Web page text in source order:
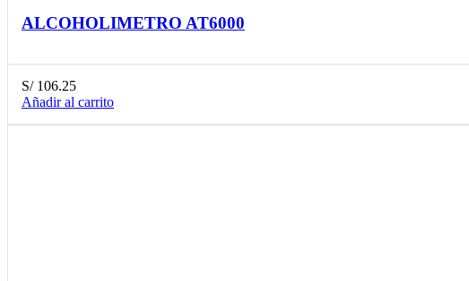
ALCOHOLIMETRO AT6000
S/106.25
Añadir al carrito